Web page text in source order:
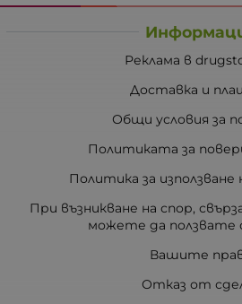
Реклама в
Доставка и
Общи условия за
Политиката за
Политика за използване
При възникване на спор,
можете да ползвате
Вашите
Отказ от